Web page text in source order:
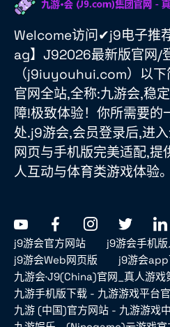
Welcome访问✔j9电子推
ag】J92026最新版官网/
（j9iuyouhui.com）以
官网全站,全称:九游会,稳
障!极致体验！你所需要的
处.j9游会,会员登录后,进
网页与手机版完美适配,提
人互动与体育类游戏体验。
j9游会官方网站
j9游会手机版
j9游会Web网页版
j9游会
九游会·J9(China)官网_真人游戏
九游手机版下载 - 九游游戏平台
九游 (中国)官方网站 - 九游游戏